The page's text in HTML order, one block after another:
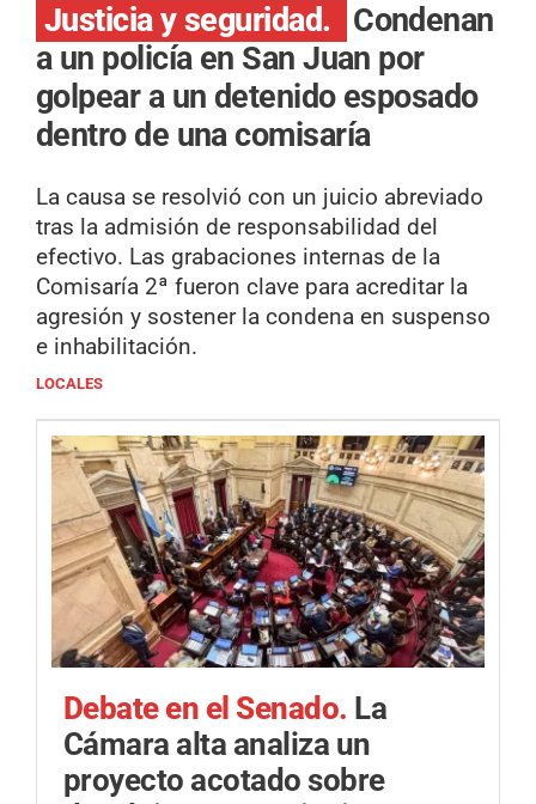
Justicia y seguridad.
Condenan
a un policía en San Juan por
golpear a un detenido esposado
dentro de una comisaría
La causa se resolvió con un juicio abreviado
tras la admisión de responsabilidad del
efectivo. Las grabaciones internas de la
Comisaría 2ª fueron clave para acreditar la
agresión y sostener la condena en suspenso
e inhabilitación.
LOCALES
Debate en el Senado. La
Cámara alta analiza un
proyecto acotado sobre